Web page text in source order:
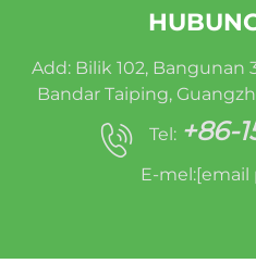
Add: Bilik 102, Bangunan
Bandar Taiping,
Tel: +86-
E-mel:[email